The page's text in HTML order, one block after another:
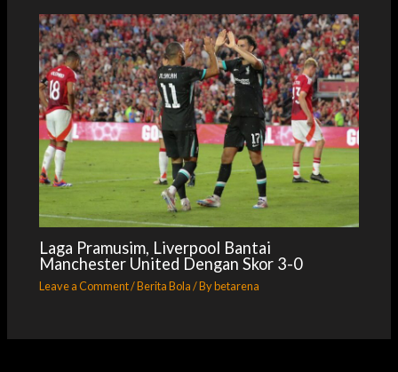
Laga Pramusim, Liverpool Bantai
Manchester United Dengan Skor 3-0
Leave a Comment/Berita Bola/ Bybetarena